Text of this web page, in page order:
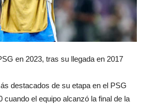
en 2023, tras su llegada en 2017
destacados de su etapa en el PSG
cuando el equipo alcanzó la final de la